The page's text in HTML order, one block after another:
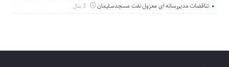
تناقضات مدیررسانه ای معزول نفت مسجدسلیمان 3 سال